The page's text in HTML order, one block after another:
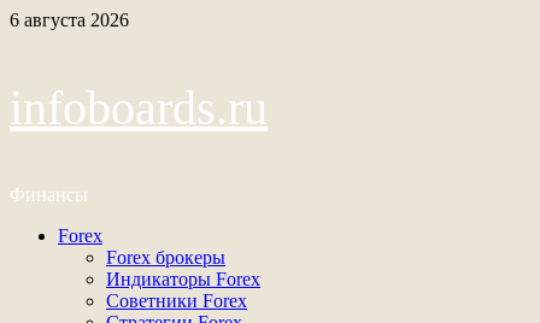
Перейти
6 августа 2026
infoboards.ru
Финансы
Основное
Forex
Forex брокеры
Индикаторы Forex
Советники Forex